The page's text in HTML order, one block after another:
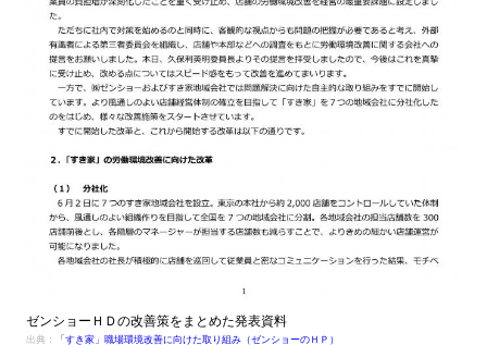
ゼンショーＨＤの改善策をまとめた発表資料
出典： 「すき家」職場環境改善に向けた取り組み（ゼンショーのＨＰ）